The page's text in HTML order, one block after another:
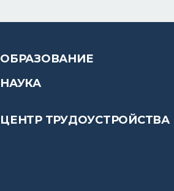
ОБРАЗОВАНИЕ
НАУКА
ЦЕНТР ТРУДОУСТРОЙСТВА